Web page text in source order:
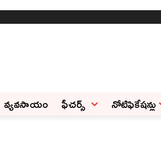
వ్యవసాయం ఫీచ‌ర్స్ ‌ నోటిఫికేషన్లు